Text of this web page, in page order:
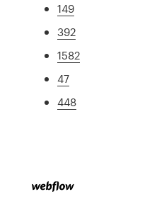
149
392
1582
47
448